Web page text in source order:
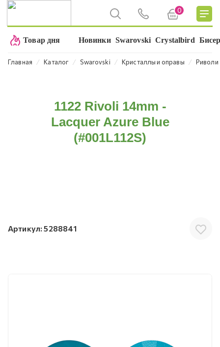
0
Товар дня Новинки Swarovski Crystalbird
Главная ⁄ Каталог ⁄ Swarovski ⁄ Кристаллы и оправы ⁄ Риволи
1122 Rivoli 14mm -
Lacquer Azure Blue
(#001L112S)
Артикул: 5288841